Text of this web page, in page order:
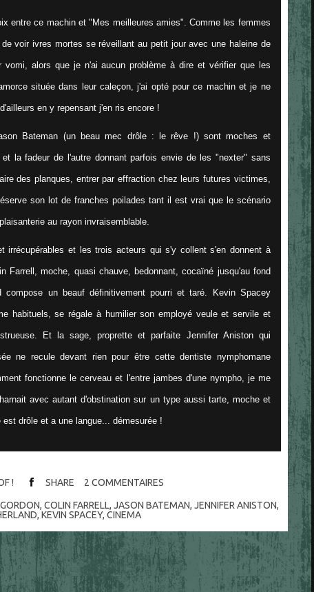
entre ce machin et "Mes meilleures amies". Comme les femmes
voir ivres mortes se réveillant au petit jour avec une haleine de
alors que je n'ai aucun problème à dire et vérifier que les
située dans leur caleçon, j'ai opté pour ce machin et je ne
en y repensant j'en ris encore !
Bateman (un beau mec drôle : le rêve !) sont moches et
la fadeur de l'autre donnant parfois envie de les "nexter" sans
des planques, entrer par effraction chez leurs futures victimes,
son lot de franches poilades tant il est vrai que le scénario
au rayon invraisemblable.
et les trois acteurs qui s'y collent s'en donnent à
Farrell, moche, quasi chauve, bedonnant, cocaïné jusqu'au fond
un beauf définitivement pourri et taré. Kevin Spacey
habituels, se régale à humilier son employé veule et servile et
Et la sage, proprette et parfaite Jennifer Aniston qui
ne recule devant rien pour être cette dentiste nymphomane
fonctionne le cerveau et l'entre jambes d'une nympho, je me
avec autant d'obstination sur un type aussi tarte, moche et
drôle et a une langue... démesurée !
! SHARE 2 COMMENTAIRES
, COLIN FARRELL, JASON BATEMAN, JENNIFER ANISTON,
,KEVIN SPACEY,CINEMA